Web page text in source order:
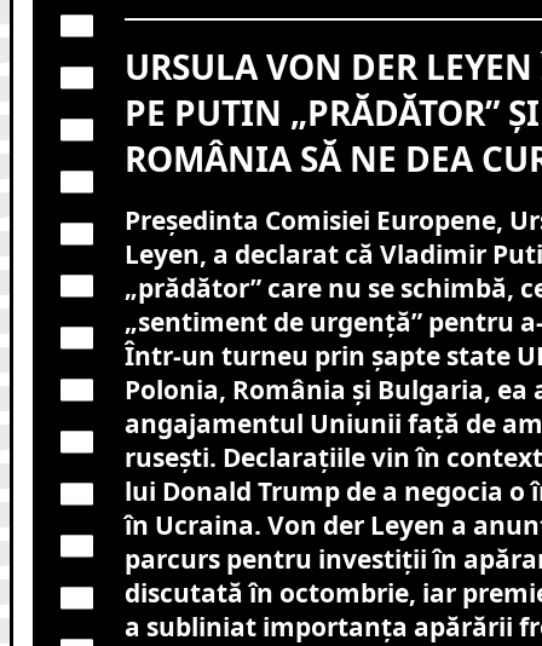
URSULA VON DER
PE PUTIN „PRĂDĂTOR”
ROMÂNIA SĂ NE DEA
Președinta Comisiei Europene,
Leyen, a declarat că Vladimir
„prădător” care nu se schimbă,
„sentiment de urgență” pentru
Într-un turneu prin șapte state
Polonia, România și Bulgaria,
angajamentul Uniunii față de
rusești. Declarațiile vin în
lui Donald Trump de a negocia o
în Ucraina. Von der Leyen a
parcurs pentru investiții în
discutată în octombrie, iar
a subliniat importanța apărării